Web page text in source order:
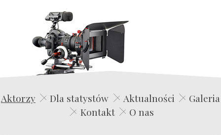
Edwin Film Agencja Aktorska
Aktorzy Dla statystów Aktualności
Galeria
Kontakt
O nas